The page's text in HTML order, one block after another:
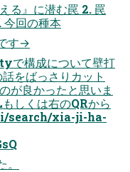
る』に潜む罠 2. 罠
今回の種本
す→
で構成について壁打
をばっさりカット
が良かったと思いま
しくは右のQRから
search/xia-ji-ha-